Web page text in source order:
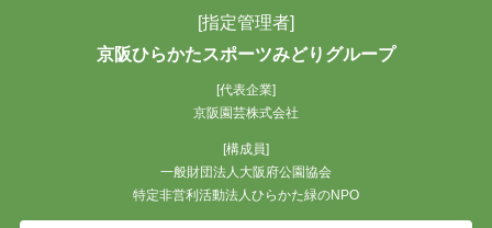
[指定管理者]
京阪ひらかたスポーツみどりグループ
[代表企業]
京阪園芸株式会社
[構成員]
一般財団法人大阪府公園協会
特定非営利活動法人ひらかた緑のNPO